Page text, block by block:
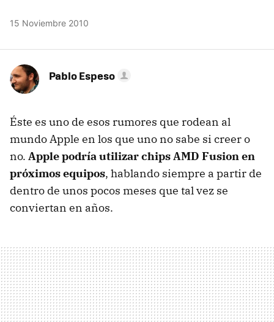
15 Noviembre 2010
Pablo Espeso
Éste es uno de esos rumores que rodean al
mundo Apple en los que uno no sabe si creer o
no. Apple podría utilizar chips AMD Fusion en
próximos equipos, hablando siempre a partir de
dentro de unos pocos meses que tal vez se
conviertan en años.